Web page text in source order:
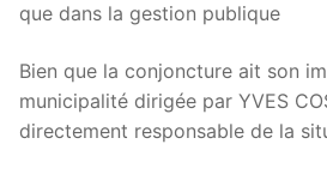
que dans la gestion publique
Bien que la conjoncture ait son
municipalité dirigée par YVES
directement responsable de la